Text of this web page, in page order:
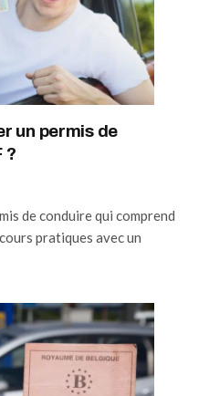
un permis de
?
de conduire qui comprend
pratiques avec un